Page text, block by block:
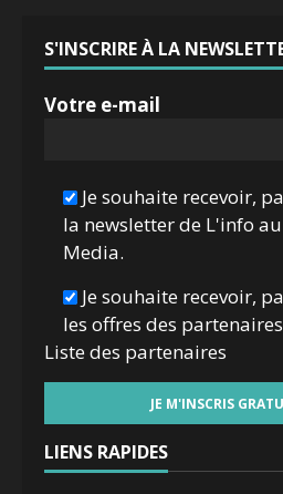
S'INSCRIRE À LA
Votre e-mail
Je souhaite recevoir,
la newsletter de L'info
Media.
Je souhaite recevoir,
les offres des
Liste des partenaires
LIENS RAPIDES